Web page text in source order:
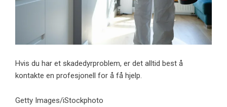
Hvis du har et skadedyrproblem, er det alltid best å
kontakte en profesjonell for å få hjelp.
Getty Images/iStockphoto